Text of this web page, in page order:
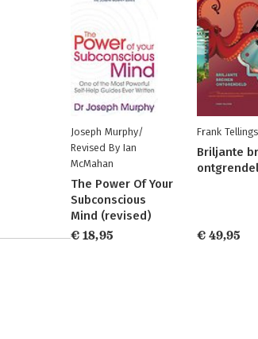
Joseph Murphy/
Revised By Ian
McMahan
The Power Of Your
Subconscious
Mind (revised)
€ 18,95
Frank Tellings
Briljante
€ 49,95